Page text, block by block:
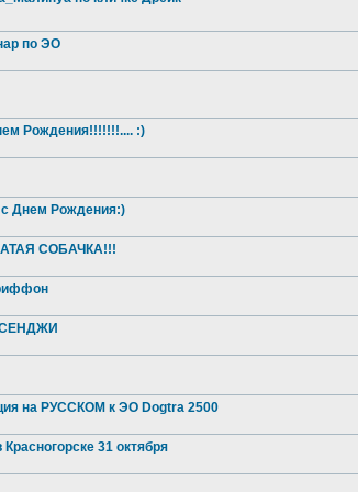
по ЭО
Рождения!!!!!!!.... :)
Днем Рождения:)
СОБАЧКА!!!
на РУССКОМ к ЭО Dogtra 2500
31 октября